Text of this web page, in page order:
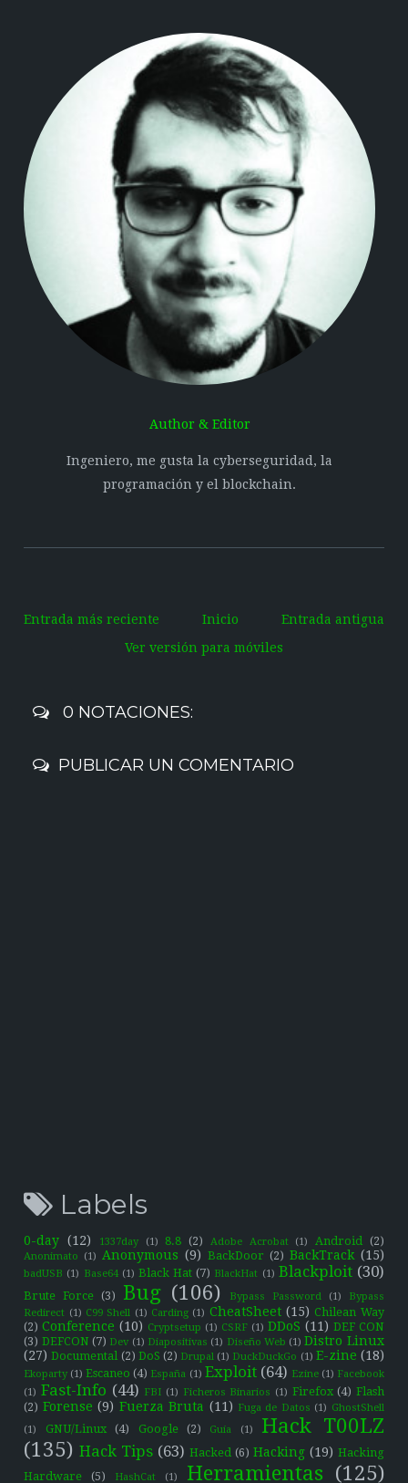
Author & Editor
Ingeniero, me gusta la cyberseguridad, la
programación y el blockchain.
Entrada más reciente Entrada antigua
Inicio
Ver versión para móviles
0 NOTACIONES:
PUBLICAR UN COMENTARIO
Labels
0-day (12) 1337day (1) 8.8 (2) Adobe Acrobat (1) Android (2)
Anonimato (1) Anonymous (9) BackDoor (2) BackTrack (15)
badUSB (1) Base64 (1) Black Hat (7) BlackHat (1) Blackploit (30)
Brute Force (3) Bug (106) Bypass Password (1)
Bypass
Redirect (1) C99 Shell (1) Carding (1) CheatSheet (15) Chilean Way
(2) Conference (10) Cryptsetup (1) CSRF (1) DDoS (11) DEF CON
(3) DEFCON (7) Dev (1) Diapositivas (1) Diseño Web (1) Distro Linux
(27) Documental (2) DoS (2) Drupal (1) DuckDuckGo (1) E-zine (18)
Ekoparty (1) Escaneo (4) España (1) Exploit (64) Ezine (1) Facebook
(1) Fast-Info (44) FBI (1) Ficheros Binarios (1) Firefox (4) Flash
(2) Forense (9) Fuerza Bruta (11) Fuga de Datos (1) GhostShell
(1)
GNU/Linux (4) Google (2) Guía (1)
Hack T00LZ
(135) Hack Tips (63) Hacked (6) Hacking (19) Hacking
Hardware
(5) HashCat (1) Herramientas (125)